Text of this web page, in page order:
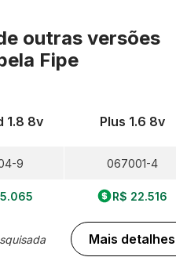
outras versões
Fipe
1.8 8v
9
Plus 1.6 8v
067001-4
R$ 22.516
Mais detalhes